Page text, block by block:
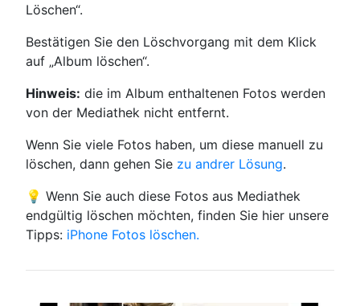
Löschen“.
Bestätigen Sie den Löschvorgang mit dem Klick
auf „Album löschen“.
Hinweis: die im Album enthaltenen Fotos werden
von der Mediathek nicht entfernt.
Wenn Sie viele Fotos haben, um diese manuell zu
löschen, dann gehen Sie zu andrer Lösung.
💡 Wenn Sie auch diese Fotos aus Mediathek
endgültig löschen möchten, finden Sie hier unsere
Tipps: iPhone Fotos löschen.